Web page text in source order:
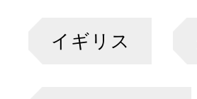
イギリス